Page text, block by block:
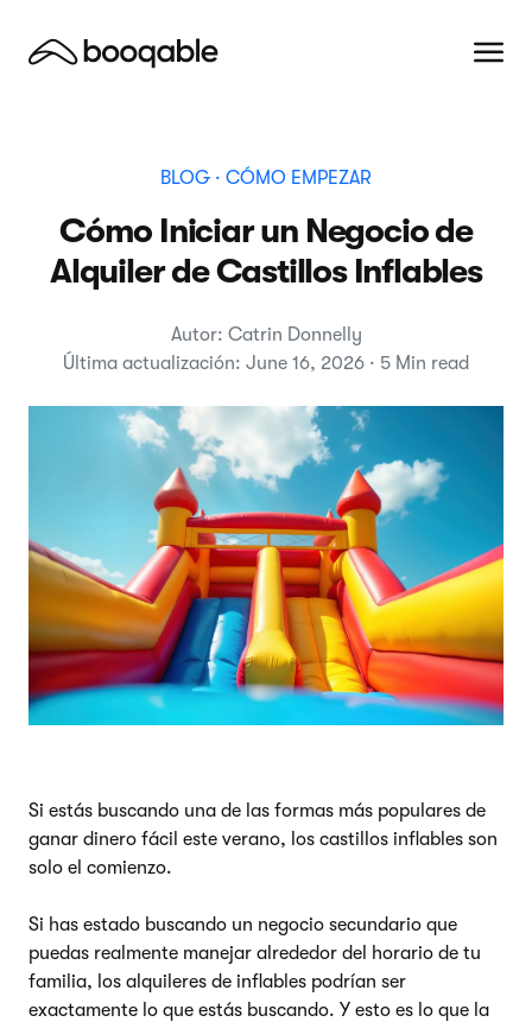
BLOG · CÓMO EMPEZAR
Cómo Iniciar un Negocio de
Alquiler de Castillos Inflables
Autor: Catrin Donnelly
Última actualización: June 16, 2026 · 5 Min read
Si estás buscando una de las formas más populares de
ganar dinero fácil este verano, los castillos inflables son
solo el comienzo.
Si has estado buscando un negocio secundario que
puedas realmente manejar alrededor del horario de tu
familia, los alquileres de inflables podrían ser
exactamente lo que estás buscando. Y esto es lo que la